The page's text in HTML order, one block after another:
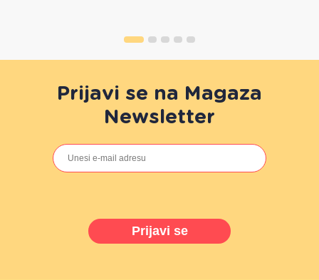
Prijavi se na Magaza
Newsletter
Prijavi se